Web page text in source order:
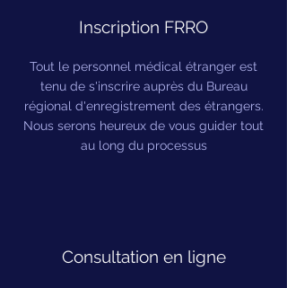
Inscription FRRO
Tout le personnel médical étranger est
tenu de s'inscrire auprès du Bureau
régional d'enregistrement des étrangers.
Nous serons heureux de vous guider tout
au long du processus
Consultation en ligne